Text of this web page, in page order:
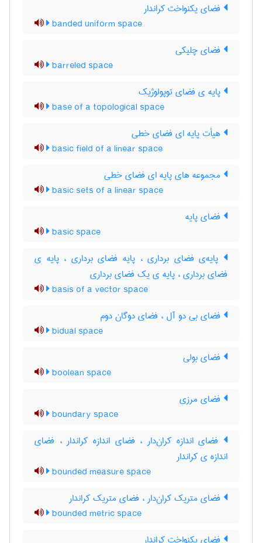
فضای یکنواخت کراندار
banded uniform space
فضای چلیکی
barreled space
پایه ی فضای توپولوژیک
base of a topological space
هیأت پایه ای فضای خطی
basic field of a linear space
مجموعه های پایه ای فضای خطی
basic sets of a linear space
فضای پایه
basic space
پایه‌ی فضای برداری ، پایه فضای برداری ، پایه ی
فضای برداری ، پایه ی یک فضای برداری
basis of a vector space
فضای بی دو آل ، فضای دوگان دوم
bidual space
فضای بولی
boolean space
فضای مرزی
boundary space
فضای اندازه کران‌دار ، فضای اندازه کراندار ، فضای
اندازه ی کراندار
bounded measure space
فضای متریک کران‌دار ، فضای متریک کراندار
bounded metric space